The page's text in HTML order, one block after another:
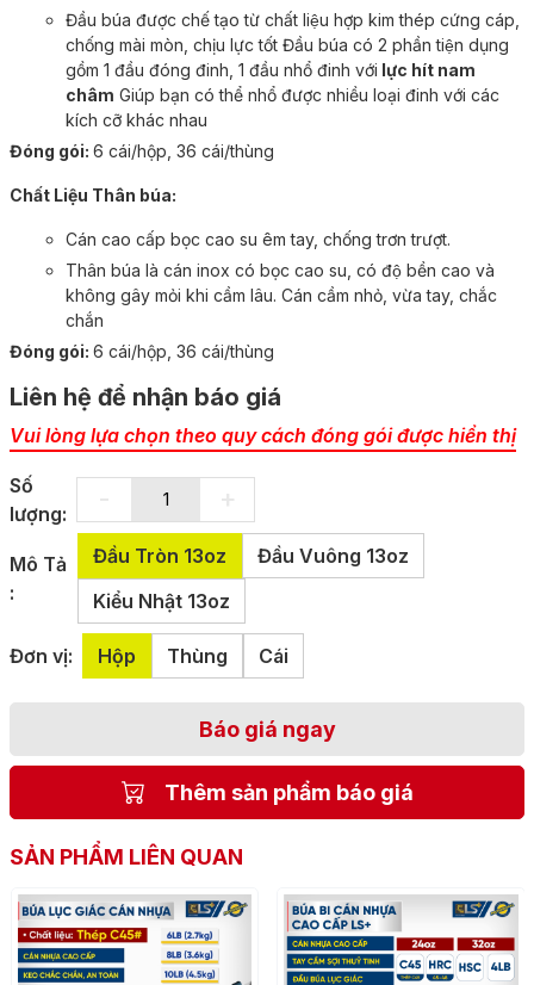
Đầu búa được chế tạo từ chất liệu hợp kim thép cứng cáp,
chống mài mòn, chịu lực tốt Đầu búa có 2 phần tiện dụng
gồm 1 đầu đóng đinh, 1 đầu nhổ đinh với lực hít nam
châm Giúp bạn có thể nhổ được nhiều loại đinh với các
kích cỡ khác nhau
Đóng gói: 6 cái/hộp, 36 cái/thùng
Chất Liệu Thân búa:
Cán cao cấp bọc cao su êm tay, chống trơn trượt.
Thân búa là cán inox có bọc cao su, có độ bền cao và
không gây mỏi khi cầm lâu. Cán cầm nhỏ, vừa tay, chắc
chắn
Đóng gói: 6 cái/hộp, 36 cái/thùng
Liên hệ để nhận báo giá
Vui lòng lựa chọn theo quy cách đóng gói được hiển thị
Số
lượng:
Mô Tả
:
Đầu Tròn 13oz
Đầu Vuông 13oz
Kiểu Nhật 13oz
Đơn vị: Hộp Thùng Cái
Báo giá ngay
Thêm sản phẩm báo giá
SẢN PHẨM LIÊN QUAN